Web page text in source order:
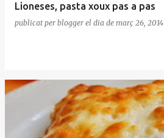
Lioneses, pasta xoux pas a pas
publicat per blogger el dia de març 26, 2014